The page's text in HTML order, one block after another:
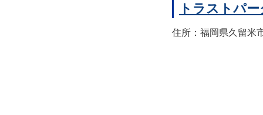
トラストパ
住所：福岡県久留米